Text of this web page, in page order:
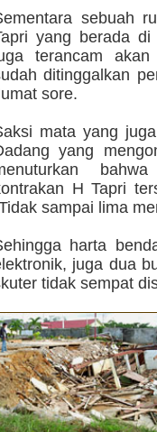
sebuah
yang berada
terancam
ditinggalkan
sore.
mata yang
yang
H Tapri
sampai lima
harta
juga dua
tidak sempat